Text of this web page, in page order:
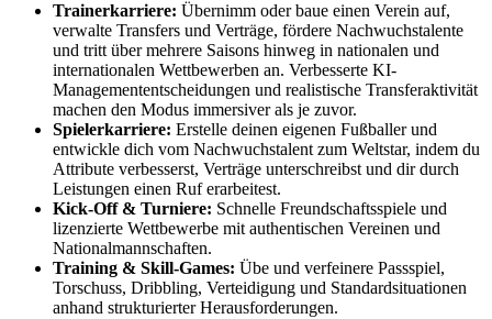
Trainerkarriere: Übernimm oder baue einen Verein auf,
verwalte Transfers und Verträge, fördere Nachwuchstalente
und tritt über mehrere Saisons hinweg in nationalen und
internationalen Wettbewerben an. Verbesserte KI-
Managemententscheidungen und realistische Transferaktivität
machen den Modus immersiver als je zuvor.
Spielerkarriere: Erstelle deinen eigenen Fußballer und
entwickle dich vom Nachwuchstalent zum Weltstar, indem du
Attribute verbesserst, Verträge unterschreibst und dir durch
Leistungen einen Ruf erarbeitest.
Kick-Off & Turniere: Schnelle Freundschaftsspiele und
lizenzierte Wettbewerbe mit authentischen Vereinen und
Nationalmannschaften.
Training & Skill-Games: Übe und verfeinere Passspiel,
Torschuss, Dribbling, Verteidigung und Standardsituationen
anhand strukturierter Herausforderungen.